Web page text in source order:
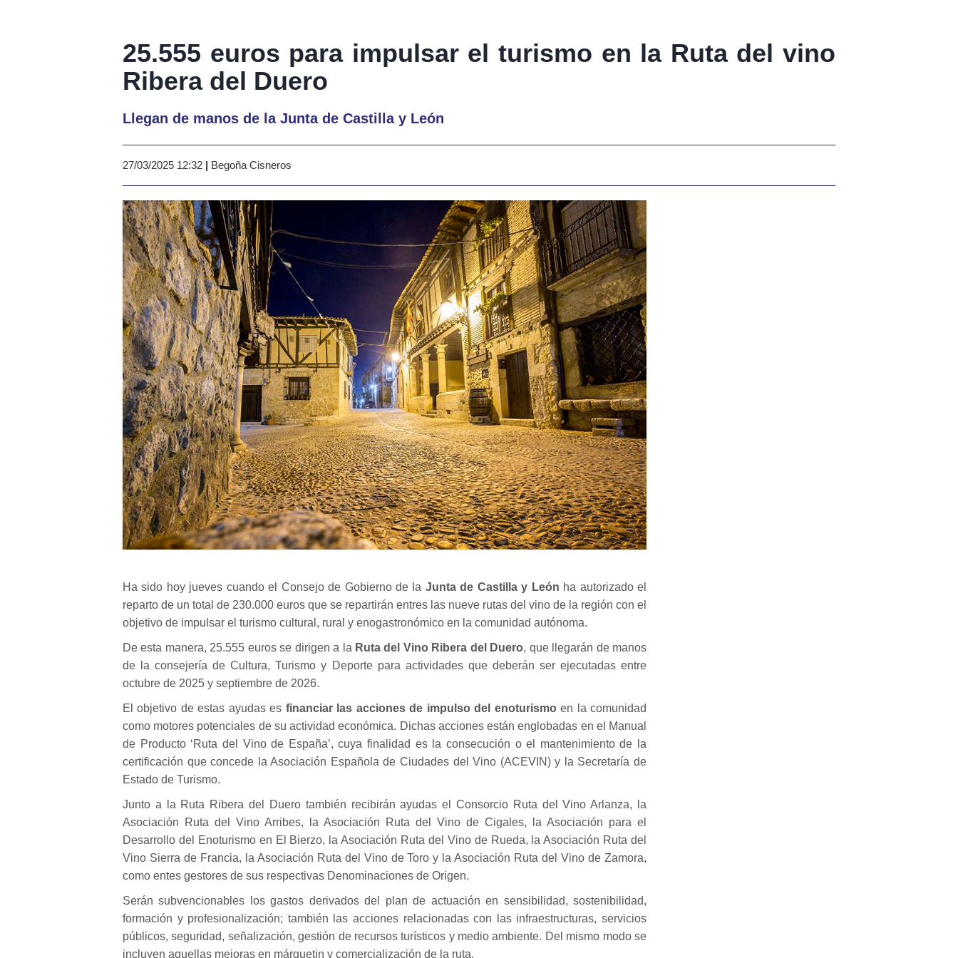
25.555 euros para impulsar el turismo en la Ruta del vino
Ribera del Duero
Llegan de manos de la Junta de Castilla y León
27/03/2025 12:32 | Begoña Cisneros
Ha sido hoy jueves cuando el Consejo de Gobierno de la Junta de Castilla y León ha autorizado el
reparto de un total de 230.000 euros que se repartirán entres las nueve rutas del vino de la región con el
objetivo de impulsar el turismo cultural, rural y enogastronómico en la comunidad autónoma.
De esta manera, 25.555 euros se dirigen a la Ruta del Vino Ribera del Duero, que llegarán de manos
de la consejería de Cultura, Turismo y Deporte para actividades que deberán ser ejecutadas entre
octubre de 2025 y septiembre de 2026.
El objetivo de estas ayudas es financiar las acciones de impulso del enoturismo en la comunidad
como motores potenciales de su actividad económica. Dichas acciones están englobadas en el Manual
de Producto ‘Ruta del Vino de España’, cuya finalidad es la consecución o el mantenimiento de la
certificación que concede la Asociación Española de Ciudades del Vino (ACEVIN) y la Secretaría de
Estado de Turismo.
Junto a la Ruta Ribera del Duero también recibirán ayudas el Consorcio Ruta del Vino Arlanza, la
Asociación Ruta del Vino Arribes, la Asociación Ruta del Vino de Cigales, la Asociación para el
Desarrollo del Enoturismo en El Bierzo, la Asociación Ruta del Vino de Rueda, la Asociación Ruta del
Vino Sierra de Francia, la Asociación Ruta del Vino de Toro y la Asociación Ruta del Vino de Zamora,
como entes gestores de sus respectivas Denominaciones de Origen.
Serán subvencionables los gastos derivados del plan de actuación en sensibilidad, sostenibilidad,
formación y profesionalización; también las acciones relacionadas con las infraestructuras, servicios
públicos, seguridad, señalización, gestión de recursos turísticos y medio ambiente. Del mismo modo se
incluyen aquellas mejoras en márquetin y comercialización de la ruta.